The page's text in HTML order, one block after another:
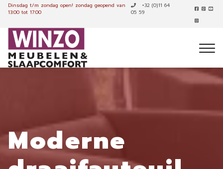
Dinsdag t/m zondag open! zondag geopend van
13:00 tot 17:00
+32 (0)11 64
05 59
Moderne